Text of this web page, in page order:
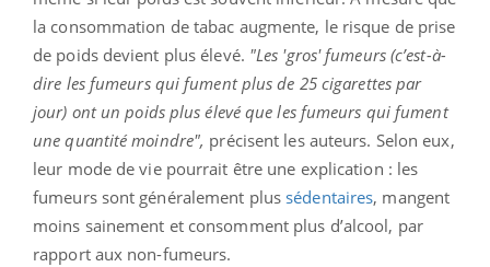
la consommation de tabac augmente, le risque de prise
de poids devient plus élevé. "Les 'gros' fumeurs (c’est-à-
dire les fumeurs qui fument plus de 25 cigarettes par
jour) ont un poids plus élevé que les fumeurs qui fument
une quantité moindre", précisent les auteurs. Selon eux,
leur mode de vie pourrait être une explication : les
fumeurs sont généralement plussédentaires, mangent
moins sainement et consomment plus d’alcool, par
rapport aux non-fumeurs.